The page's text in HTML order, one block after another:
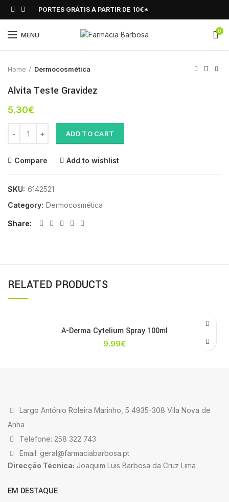
PORTES GRÁTIS A PARTIR DE 10€*
MENU 0
Click to enlarge
Home Dermocosmética
Alvita Teste Gravidez
5.30€
ADD TO CART
Compare Add to wishlist
SKU: 6142521
Category: Dermocosmética
Share
RELATED PRODUCTS
A-Derma Cytelium Spray 100ml
9.99€
Largo António Roleira Marinho, 5 4935-308 Vila Nova de
Anha
Telefone: 258 322 743
Email: geral@farmaciabarbosa.pt
Direcção Técnica: Joaquim Luis Barbosa da Cruz Lima
EM DESTAQUE